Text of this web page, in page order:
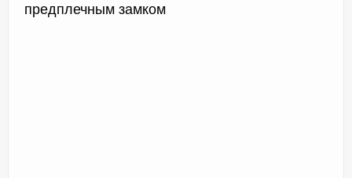
предплечным замком